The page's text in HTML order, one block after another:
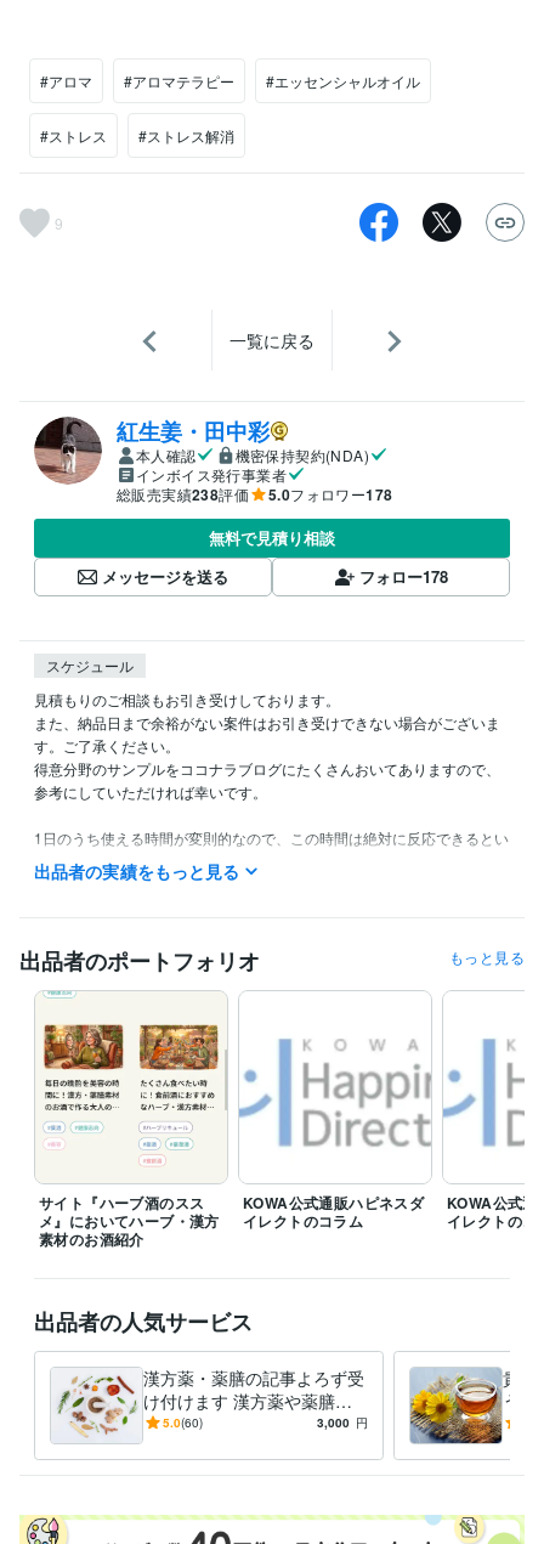
#アロマ #アロマテラピー #エッセンシャルオイル
#ストレス #ストレス解消
9
一覧に戻る
紅生姜・田中彩
本人確認
機密保持契約(NDA)
インボイス発行事業者
総販売実績238評価 5.0フォロワー178
無料で見積り相談
メッセージを送る
フォロー178
スケジュール
見積もりのご相談もお引き受けしております。
また、納品日まで余裕がない案件はお引き受けできない場合がございま
す。ご了承ください。
得意分野のサンプルをココナラブログにたくさんおいてありますので、
参考にしていただければ幸いです。
1日のうち使える時間が変則的なので、この時間は絶対に反応できるとい
う時間があまりありません。ダイレクトメッセージなどを頂いたときに
は24時間以内に返事をさせていただくようにしています。
経験職種
研究・開発・設計 / 研究・開発 経験年数 : 3年
協友アグリ株式会社 2012年3月 ~ 2015年9月
株式会社アスパーク 生物系エンジニア 2017年4月 ~ 2019年2月
受賞歴
応用動物昆虫学会 ポスター賞（学生賞）
薬膳コーディネーター 取得年 : 2019年
ビジネス・クリエイティブツール
PowerPoint:10年Word:10年freee:5年ChatGPT:1年Bard:0年
得意分野
ライティング・翻訳 女性向け健康・美容・家事・育児
ママ 母親 育児 女性向け 家事 健康 美容
漢方
ハーブ
住まい・美容・生活相談
ハーブ、アロマテラピー、薬膳、漢方、紅
ハーブティー ハーブ 紅茶 漢方薬 ソフトドリンク お茶
薬膳
出品者の実績をもっと見る
出品者のポートフォリオ もっと見る
サイト『ハーブ酒のスス
メ』においてハーブ・漢方
素材のお酒紹介
KOWA公式通販ハピネスダ
イレクトのコラム
KOWA公式通
イレクトのコ
出品者の人気サービス
漢方薬・薬膳の記事よろず受
け付けます 漢方薬や薬膳に
ついてくわしく書きます
5.0(60) 3,000 円
貴方
うお
ィー